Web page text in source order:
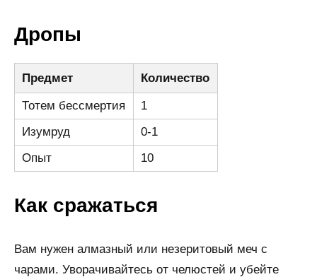
Дропы
Предмет Количество
Тотем бессмертия
1
Изумруд
0-1
Опыт
10
Как сражаться
Вам нужен алмазный или незеритовый меч с
чарами. Уворачивайтесь от челюстей и убейте